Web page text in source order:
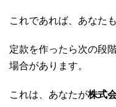
これであれば、あなた
定款を作ったら次の段階
場合があります。
これは、あなたが株式